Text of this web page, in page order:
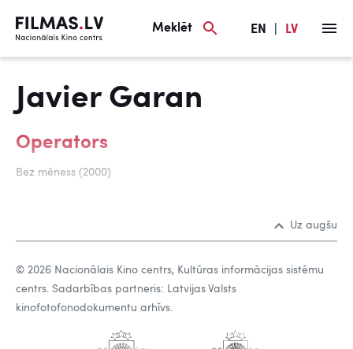
Meklēt EN LV
Javier Garan
Operators
Bez mēness (2000)
Uz augšu
© 2026 Nacionālais Kino centrs, Kultūras informācijas sistēmu
centrs. Sadarbības partneris: Latvijas Valsts
kinofotofonodokumentu arhīvs.